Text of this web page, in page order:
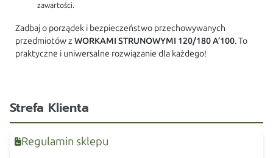
zawartości.
Zadbaj o porządek i bezpieczeństwo przechowywanych
przedmiotów zWORKAMI STRUNOWYMI 120/180 A’100. To
praktyczne i uniwersalne rozwiązanie dla każdego!
Strefa Klienta
Regulamin sklepu